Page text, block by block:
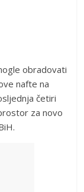
obradovati
nafte na
četiri
za novo